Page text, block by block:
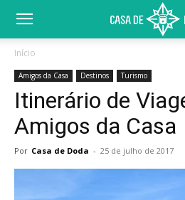
Início
Amigos da Casa Destinos Turismo
Itinerário de
Amigos da Casa
Por Casa de Doda - 25 de julho de 2017